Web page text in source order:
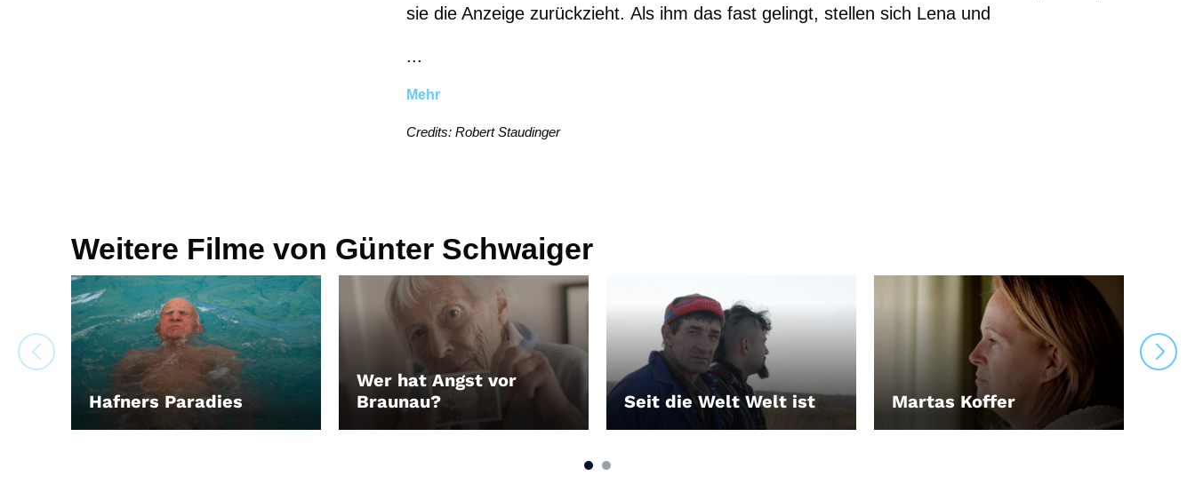
sie die Anzeige zurückzieht. Als ihm das fast gelingt, stellen sich Lena und
...
Mehr
Credits: Robert Staudinger
Weitere Filme von Günter Schwaiger
Hafners Paradies
LEIHEN
Wer hat Angst vor
Braunau?
LEIHEN Seit die Welt Welt ist
LEIHEN Martas Koffer
LEIHEN